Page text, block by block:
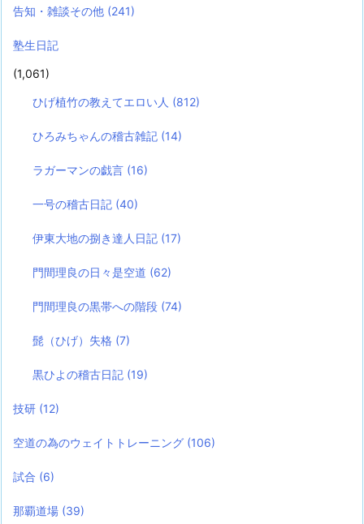
告知・雑談その他 (241)
塾生日記
(1,061)
ひげ植竹の教えてエロい人 (812)
ひろみちゃんの稽古雑記 (14)
ラガーマンの戯言 (16)
一号の稽古日記 (40)
伊東大地の捌き達人日記 (17)
門間理良の日々是空道 (62)
門間理良の黒帯への階段 (74)
髭（ひげ）失格 (7)
黒ひよの稽古日記 (19)
技研 (12)
空道の為のウェイトトレーニング (106)
試合 (6)
那覇道場 (39)